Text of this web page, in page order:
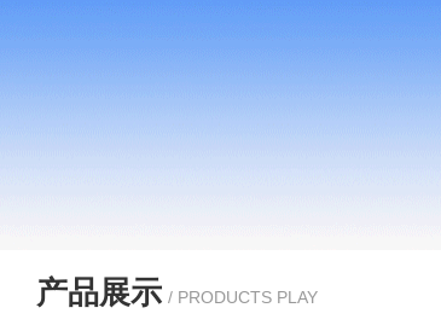
产品展示 / PRODUCTS PLAY